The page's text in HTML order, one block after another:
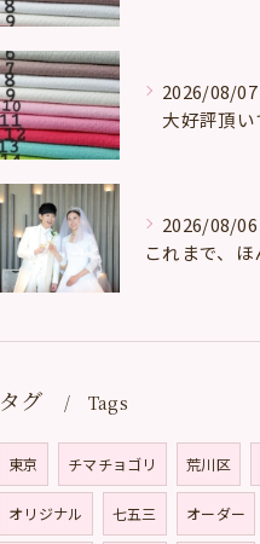
2026/08/07
2026/08/06
タグ Tags
東京 チマチョゴリ 荒川区
オリジナル 七五三 オーダー